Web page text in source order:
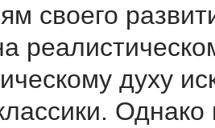
своего
духу
Однако